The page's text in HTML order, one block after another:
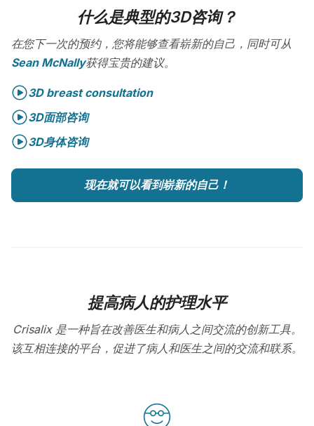
什么是典型的3D咨询？
在您下一次的预约，您将能够查看崭新的自己，同时可从
Sean McNally获得宝贵的建议。
3D breast consultation
3D面部咨询
3D身体咨询
现在就可以看到崭新的自己！
提高病人的护理水平
Crisalix 是一种旨在改善医生和病人之间交流的创新工具。
该互相连接的平台，促进了病人和医生之间的交流和联系。